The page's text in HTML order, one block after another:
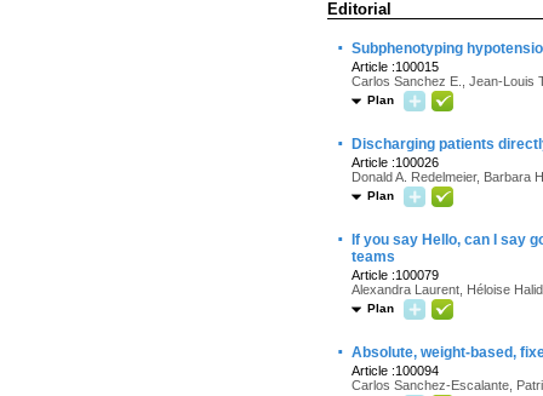
Editorial
· Subphenotyping
Article :100015
Carlos Sanchez E., Jean-Louis
Plan
· Discharging patients
Article :100026
Donald A. Redelmeier, Barbara
Plan
· If you say Hello, can I say
teams
Article :100079
Alexandra Laurent, Héloise
Plan
· Absolute, weight-based,
Article :100094
Carlos Sanchez-Escalante,